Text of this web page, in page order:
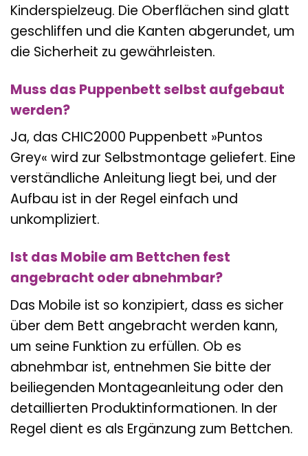
Kinderspielzeug. Die Oberflächen sind glatt
geschliffen und die Kanten abgerundet, um
die Sicherheit zu gewährleisten.
Muss das Puppenbett selbst aufgebaut
werden?
Ja, das CHIC2000 Puppenbett »Puntos
Grey« wird zur Selbstmontage geliefert. Eine
verständliche Anleitung liegt bei, und der
Aufbau ist in der Regel einfach und
unkompliziert.
Ist das Mobile am Bettchen fest
angebracht oder abnehmbar?
Das Mobile ist so konzipiert, dass es sicher
über dem Bett angebracht werden kann,
um seine Funktion zu erfüllen. Ob es
abnehmbar ist, entnehmen Sie bitte der
beiliegenden Montageanleitung oder den
detaillierten Produktinformationen. In der
Regel dient es als Ergänzung zum Bettchen.